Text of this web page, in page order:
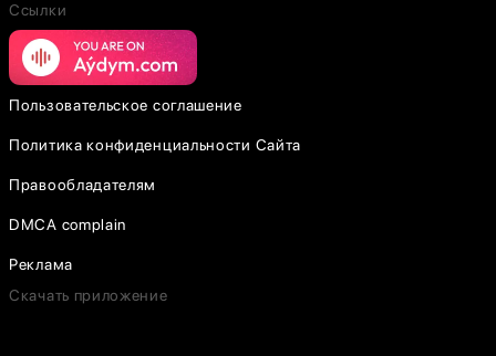
Ссылки
Пользовательское соглашение
Политика конфиденциальности Сайта
Правообладателям
DMCA complain
Реклама
Скачать приложение